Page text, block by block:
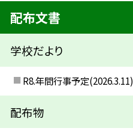
配布文書
学校だより
R8.年間行事予定(2026.3.11)
配布物